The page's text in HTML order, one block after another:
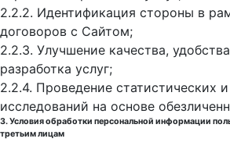
2.2.2. Идентификация стороны в
договоров с Сайтом;
2.2.3. Улучшение качества,
разработка услуг;
2.2.4. Проведение статистических
исследований на основе
3. Условия обработки персональной информации
третьим лицам